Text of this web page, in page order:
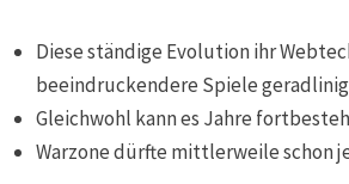
Diese ständige Evolution ihr
beeindruckendere Spiele
Gleichwohl kann es Jahre
Warzone dürfte mittlerweile schon